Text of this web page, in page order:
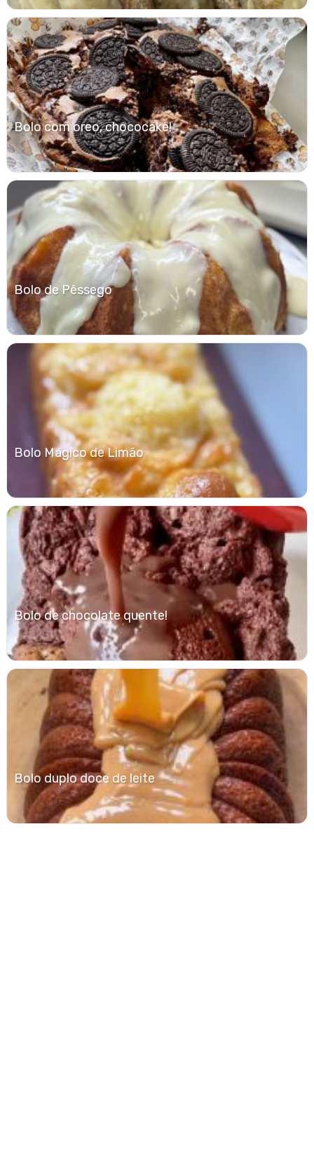
Bolo com oreo, chococake!
Bolo de Pêssego
Bolo Mágico de Limão
Bolo de chocolate quente!
Bolo duplo doce de leite